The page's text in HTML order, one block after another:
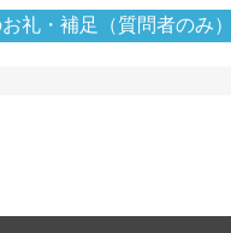
礼・補足（質問者のみ）